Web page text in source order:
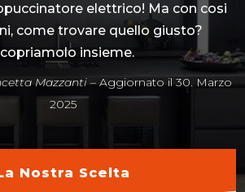
elettrico! Ma con cosi
come trovare quello giusto?
insieme.
Mazzanti– Aggiornato il 30. Marzo
2025
Nostra Scelta